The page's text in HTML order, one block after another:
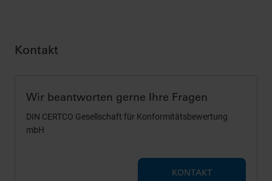
Kontakt
Wir beantworten gerne Ihre Fragen
DIN CERTCO Gesellschaft für Konformitätsbewertung
mbH
KONTAKT